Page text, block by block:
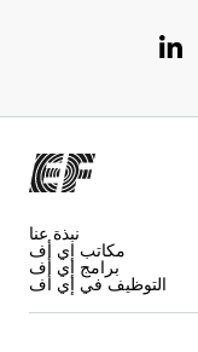
نبذة عنا
مكاتب إي أف
برامج إي أف
التوظيف في إي أف